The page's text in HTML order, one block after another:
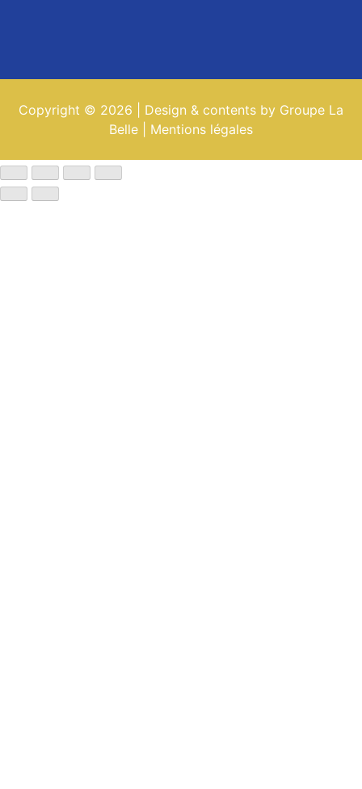
Copyright © 2026 | Design & contents by Groupe La
Belle | Mentions légales